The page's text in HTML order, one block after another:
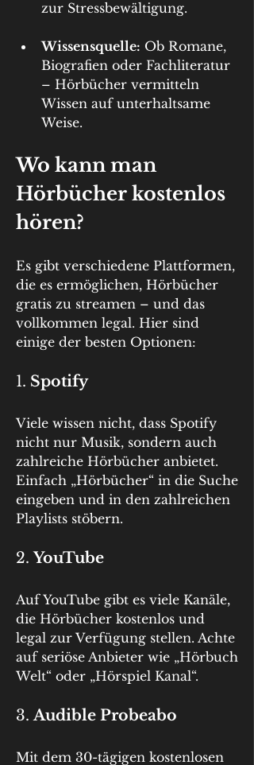
zur Stressbewältigung.
Wissensquelle: Ob Romane,
Biografien oder Fachliteratur
– Hörbücher vermitteln
Wissen auf unterhaltsame
Weise.
Wo kann man
Hörbücher kostenlos
hören?
Es gibt verschiedene Plattformen,
die es ermöglichen, Hörbücher
gratis zu streamen – und das
vollkommen legal. Hier sind
einige der besten Optionen:
1. Spotify
Viele wissen nicht, dass Spotify
nicht nur Musik, sondern auch
zahlreiche Hörbücher anbietet.
Einfach „Hörbücher“ in die Suche
eingeben und in den zahlreichen
Playlists stöbern.
2. YouTube
Auf YouTube gibt es viele Kanäle,
die Hörbücher kostenlos und
legal zur Verfügung stellen. Achte
auf seriöse Anbieter wie „Hörbuch
Welt“ oder „Hörspiel Kanal“.
3. Audible Probeabo
Mit dem 30-tägigen kostenlosen